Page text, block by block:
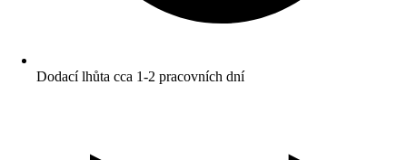
Dodací lhůta cca 1-2 pracovních dní